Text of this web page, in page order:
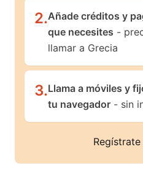
2.Añade créditos y
que necesites -
llamar a Grecia
3.Llama a móviles y
tu navegador - sin